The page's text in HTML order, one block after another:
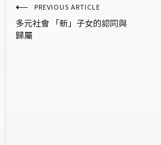
文
章
PREVIOUS ARTICLE
多元社會 「新」子女的認同與
歸屬